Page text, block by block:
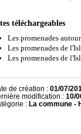
téléchargeables
Les promenades
Les promenades de
Les promenades de
de création : 01/07/
modification : 10/
: La commune -